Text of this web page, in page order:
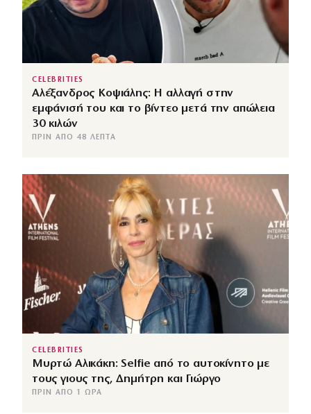
CELEBRITIES
Αλέξανδρος Κοψιάλης: Η αλλαγή στην
εμφάνισή του και το βίντεο μετά την απώλεια
30 κιλών
ΠΡΙΝ ΑΠΌ 48 ΛΕΠΤΆ
CELEBRITIES
Μυρτώ Αλικάκη: Selfie από το αυτοκίνητο με
τους γιους της, Δημήτρη και Γιώργο
ΠΡΙΝ ΑΠΌ 1 ΏΡΑ